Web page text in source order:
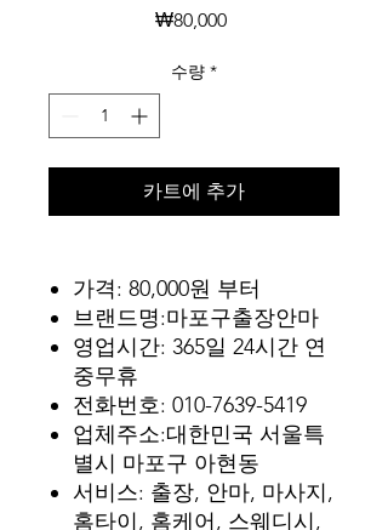
₩80,000가
수량 *
카트에 추가
가격: 80,000원 부터
브랜드명:마포구출장안마
영업시간: 365일 24시간 연
중무휴
전화번호: 010-7639-5419
업체주소:대한민국 서울특
별시 마포구 아현동
서비스: 출장, 안마, 마사지,
홈타이, 홈케어, 스웨디시,